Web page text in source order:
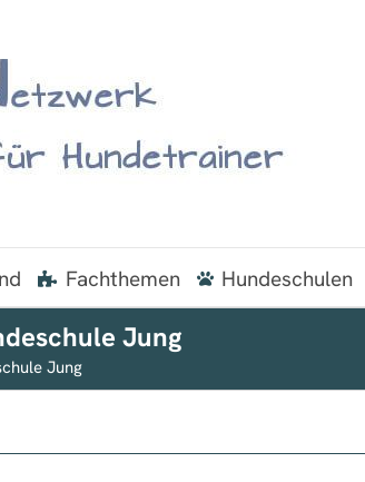
Fachthemen Hundeschulen
Jung
Jung